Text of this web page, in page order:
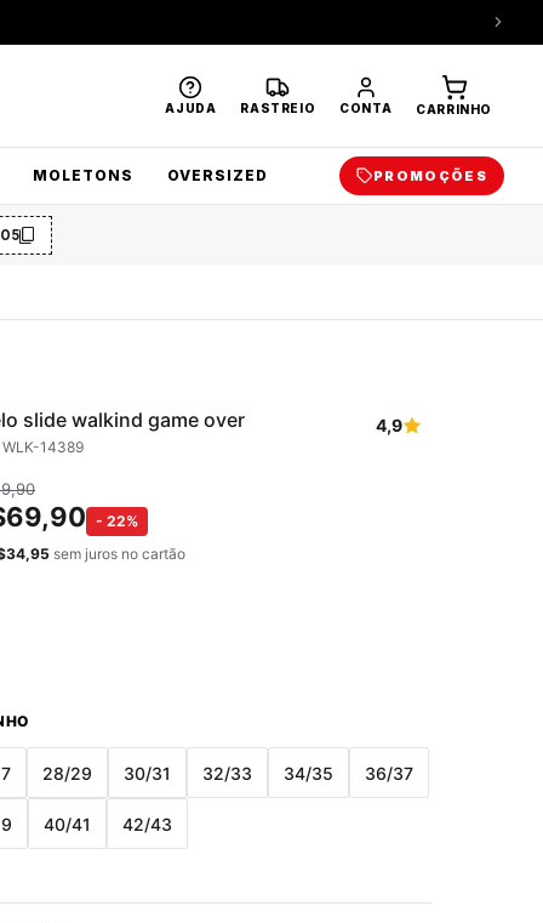
AJUDA RASTREIO CONTA CARRINHO
MOLETONS OVERSIZED PROMOÇÕES
slide walkind game over
14389
4,9
69,90 - 22%
34,95 sem juros no cartão
28/29 30/31 32/33 34/35 36/37
40/41 42/43